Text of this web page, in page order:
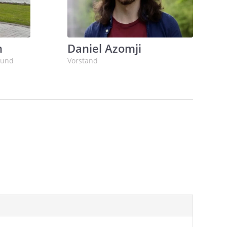
Daniel Azomji
Vorstand